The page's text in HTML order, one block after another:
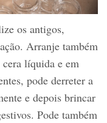
os antigos,
Arranje também
cera líquida e em
pode derreter a
e depois brincar
Pode também